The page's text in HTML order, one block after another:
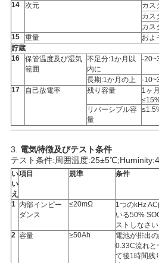
14
次元
カス
カス
カス
15
重量
およ
貯蔵
16
保管温度及び湿気
範囲
不足分:1か月以
内に
-
長期:1か月の上
-
17
自己放電率 残り容量
1ヶ
リバーシブル容
量
3. 電気特徴及びテスト条件
テスト条件:周囲温度
い
い
え
項目 規準 条件
1 内部インピー
ダンス
≤20mΩ
1つのkHz
いる50%
ストしなさい
2 容量 ≥50Ah
電池が排出
0.33C流れと
て後1時間残